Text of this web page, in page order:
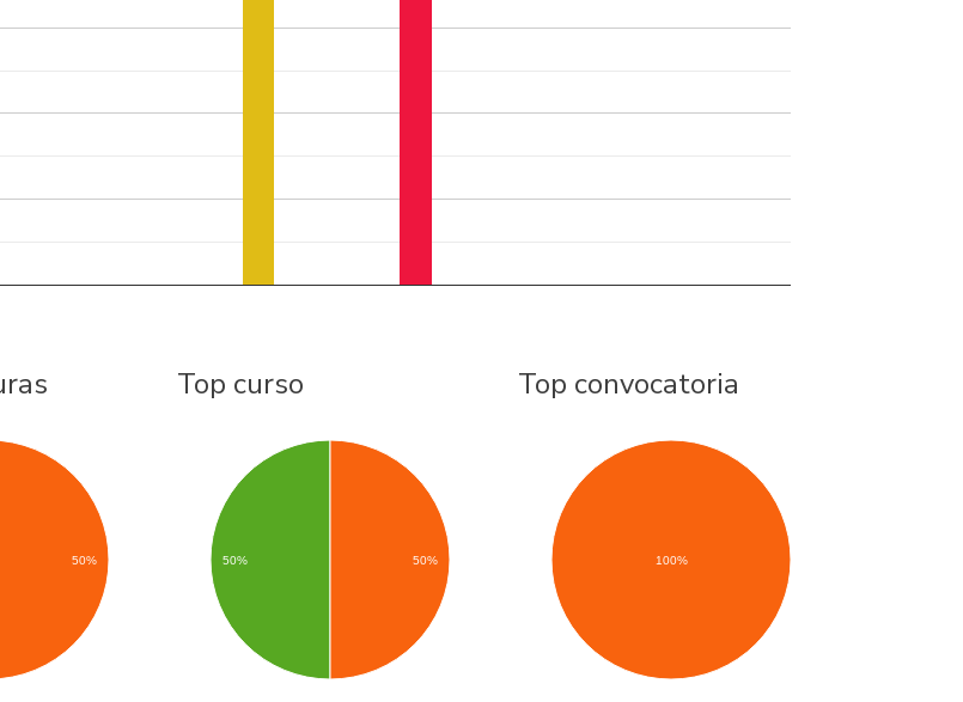
50%
Top curso
50% 50%
Top convocatoria
100%